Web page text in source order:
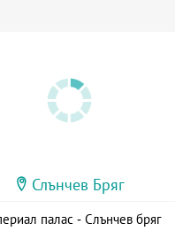
Слънчев Бряг
палас - Слънчев бряг